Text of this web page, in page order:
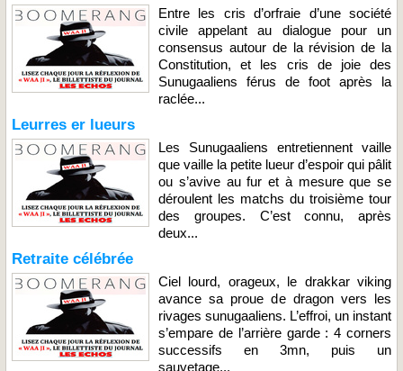
Entre les cris d’orfraie d’une société
civile appelant au dialogue pour un
consensus autour de la révision de la
Constitution, et les cris de joie des
Sunugaaliens férus de foot après la
raclée...
Leurres er lueurs
Les Sunugaaliens entretiennent vaille
que vaille la petite lueur d’espoir qui pâlit
ou s’avive au fur et à mesure que se
déroulent les matchs du troisième tour
des groupes. C’est connu, après
deux...
Retraite célébrée
Ciel lourd, orageux, le drakkar viking
avance sa proue de dragon vers les
rivages sunugaaliens. L’effroi, un instant
s’empare de l’arrière garde : 4 corners
successifs en 3mn, puis un
sauvetage...